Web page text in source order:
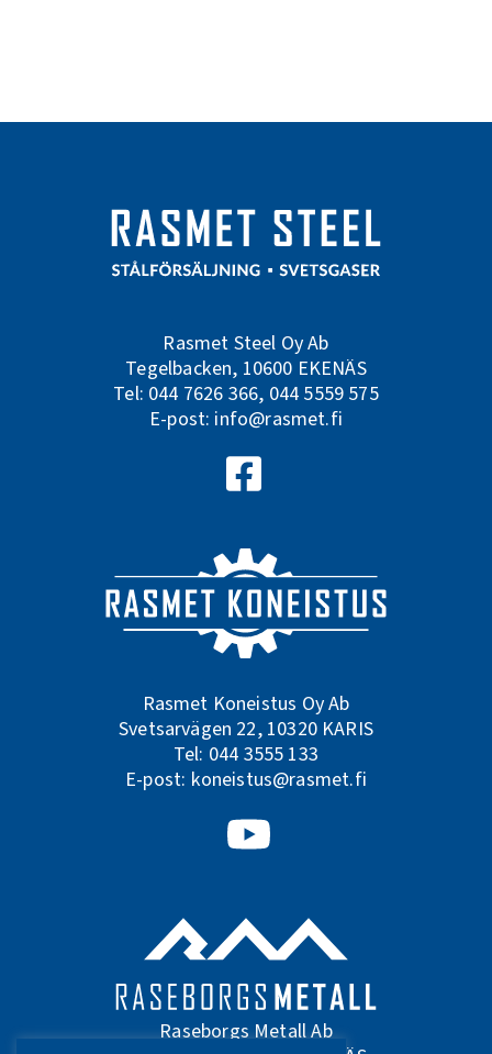
Rasmet Steel Oy Ab
Tegelbacken, 10600 EKENÄS
Tel: 044 7626 366, 044 5559 575
E-post: info@rasmet.fi
Följ oss på Facebook
Rasmet Koneistus Oy Ab
Svetsarvägen 22, 10320 KARIS
Tel: 044 3555 133
E-post: koneistus@rasmet.fi
Följ oss på Youtube
Raseborgs Metall Ab